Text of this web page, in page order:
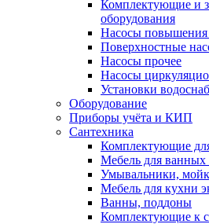
Комплектующие и
оборудования
Насосы повышения
Поверхностные
Насосы прочее
Насосы
Установки
Оборудование
Приборы учёта и КИП
Сантехника
Комплектующие
Мебель для ванных
Умывальники,
Мебель для кухни
Ванны, поддоны
Комплектующие к